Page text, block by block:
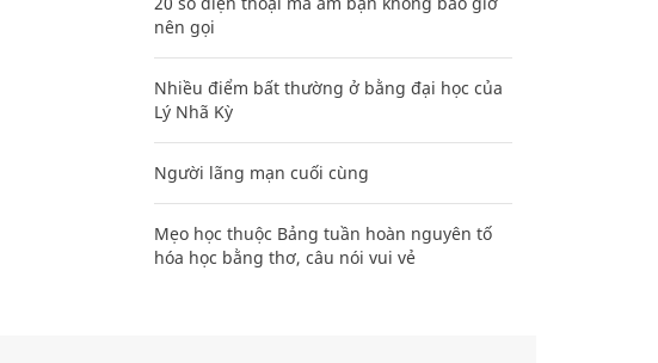
nên gọi
Nhiều điểm bất thường ở bằng đại học của
Lý Nhã Kỳ
Người lãng mạn cuối cùng
Mẹo học thuộc Bảng tuần hoàn nguyên tố
hóa học bằng thơ, câu nói vui vẻ